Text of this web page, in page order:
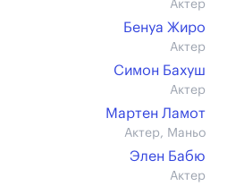
Актер
Бенуа Жиро
Актер
Симон Бахуш
Актер
Мартен Ламот
Актер, Маньо
Элен Бабю
Актер